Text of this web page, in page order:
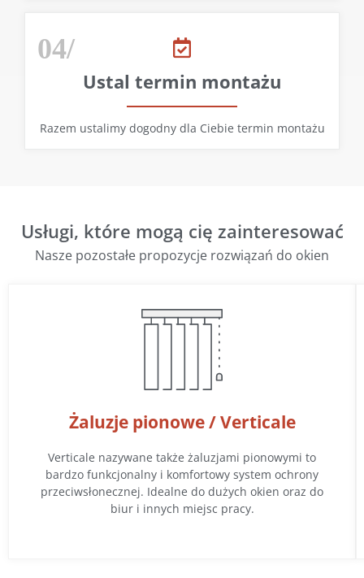
04/
Ustal termin montażu
Razem ustalimy dogodny dla Ciebie termin montażu
Usługi, które mogą cię zainteresować
Nasze pozostałe propozycje rozwiązań do okien
Żaluzje pionowe / Verticale
Verticale nazywane także żaluzjami pionowymi to
bardzo funkcjonalny i komfortowy system ochrony
przeciwsłonecznej. Idealne do dużych okien oraz do
biur i innych miejsc pracy.